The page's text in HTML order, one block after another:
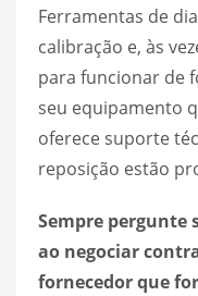
Ferramentas de
calibração e, às
para funcionar de
seu equipamento
oferece suporte
reposição estão
Sempre pergunte
ao negociar
fornecedor que